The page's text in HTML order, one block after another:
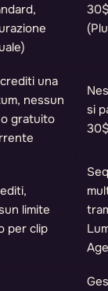
una
nessun
gratuito
si
limite
per clip